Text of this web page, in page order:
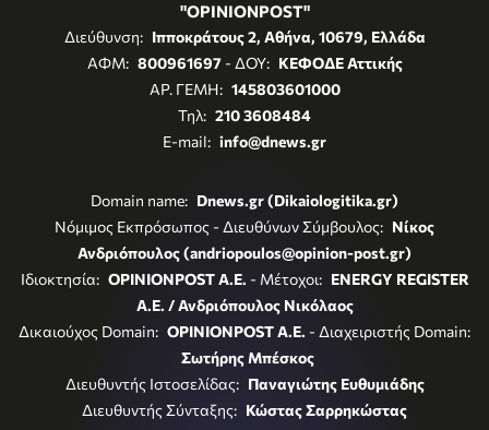
"OPINIONPOST"
Διεύθυνση: Ιπποκράτους 2, Αθήνα, 10679, Ελλάδα
ΑΦΜ: 800961697- ΔΟΥ: ΚΕΦΟΔΕ Αττικής
ΑΡ. ΓΕΜΗ: 145803601000
Τηλ: 210 3608484
E-mail: info@dnews.gr
Domain name: Dnews.gr (Dikaiologitika.gr)
Νόμιμος Εκπρόσωπος - Διευθύνων Σύμβουλος: Νίκος
Ανδριόπουλος (andriopoulos@opinion-post.gr)
Ιδιοκτησία: OPINIONPOST A.E. - Μέτοχοι: ENERGY REGISTER
Α.Ε. / Ανδριόπουλος Νικόλαος
Δικαιούχος Domain: OPINIONPOST A.E. - Διαχειριστής Domain:
Σωτήρης Μπέσκος
Διευθυντής Ιστοσελίδας: Παναγιώτης Ευθυμιάδης
Διευθυντής Σύνταξης: Κώστας Σαρρηκώστας